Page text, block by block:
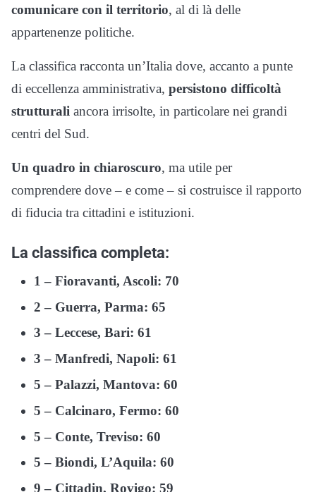
comunicare con il territorio, al di là delle
appartenenze politiche.
La classifica racconta un’Italia dove, accanto a punte
di eccellenza amministrativa, persistono difficoltà
strutturali ancora irrisolte, in particolare nei grandi
centri del Sud.
Un quadro in chiaroscuro, ma utile per
comprendere dove – e come – si costruisce il rapporto
di fiducia tra cittadini e istituzioni.
La classifica completa:
1 – Fioravanti, Ascoli: 70
2 – Guerra, Parma: 65
3 – Leccese, Bari: 61
3 – Manfredi, Napoli: 61
5 – Palazzi, Mantova: 60
5 – Calcinaro, Fermo: 60
5 – Conte, Treviso: 60
5 – Biondi, L’Aquila: 60
9 – Cittadin, Rovigo: 59